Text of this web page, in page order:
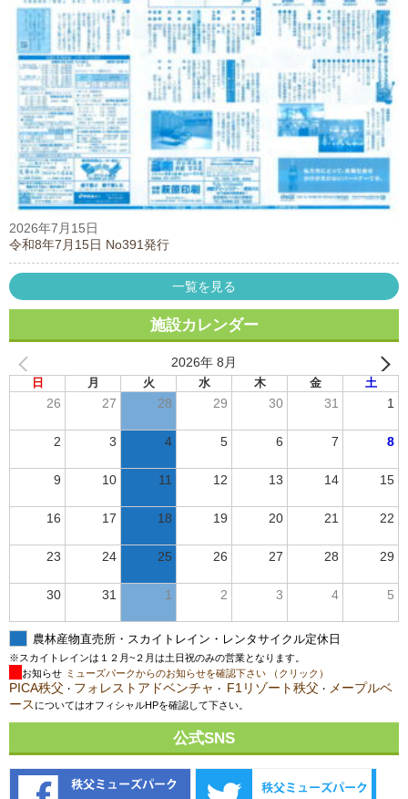
2026年7月15日
令和8年7月15日 No391発行
一覧を見る
施設カレンダー
2026年 8月
日 月 火 水 木 金 土
26 27 28 29 30 31 1
2 3 4 5 6 7 8
9 10 11 12 13 14 15
16 17 18 19 20 21 22
23 24 25 26 27 28 29
30 31 1 2 3 4 5
農林産物直売所・スカイトレイン・レンタサイクル定休日
※スカイトレインは１２月~２月は土日祝のみの営業となります。
お知らせ ミューズパークからのお知らせを確認下さい （クリック）
PICA秩父 ・ フォレストアドベンチャ ・ F1リゾート秩父 ・ メープルベ
ース についてはオフィシャルHPを確認して下さい。
公式SNS